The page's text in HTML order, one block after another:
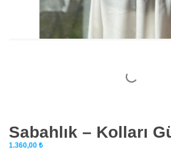
Sabahlık – Kolları
1.360,00 ₺